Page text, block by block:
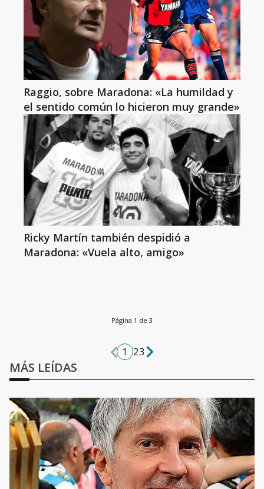
Raggio, sobre Maradona: «La humildad y
el sentido común lo hicieron muy grande»
Ricky Martín también despidió a
Maradona: «Vuela alto, amigo»
Página 1 de 3
1 23
MÁS LEÍDAS